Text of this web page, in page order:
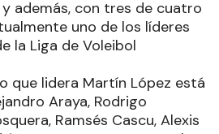
y además, con tres de cuatro
uno de los líderes
la Liga de Voleibol
que lidera Martín López está
Araya, Rodrigo
Ramsés Cascu, Alexis